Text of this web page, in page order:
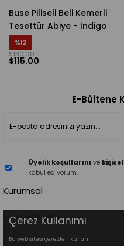
Buse Piliseli Beli Kemerli
Tesettür Abiye - İndigo
%12
$115.00
$130.00
E-Bültene
Üyelik koşullarını ve
kabul ediyorum.
Kurumsal
Müşteri İlişkileri
Çerez Kullanımı
Bu web sitesi çerezleri kullanır